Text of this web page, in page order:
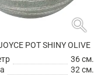
search
POT SHINY OLIVE
36 см.
32 см.